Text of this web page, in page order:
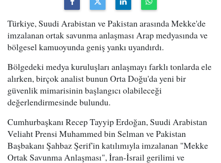
Türkiye, Suudi Arabistan ve Pakistan arasında Mekke'de
imzalanan ortak savunma anlaşması Arap medyasında ve
bölgesel kamuoyunda geniş yankı uyandırdı.
Bölgedeki medya kuruluşları anlaşmayı farklı tonlarda ele
alırken, birçok analist bunun Orta Doğu'da yeni bir
güvenlik mimarisinin başlangıcı olabileceği
değerlendirmesinde bulundu.
Cumhurbaşkanı Recep Tayyip Erdoğan, Suudi Arabistan
Veliaht Prensi Muhammed bin Selman ve Pakistan
Başbakanı Şahbaz Şerif'in katılımıyla imzalanan "Mekke
Ortak Savunma Anlaşması", İran-İsrail gerilimi ve